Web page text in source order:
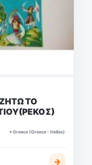
ΤΟ
⌖ Greece (Greece - Hellas)
→